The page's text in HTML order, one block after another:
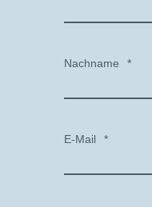
Nachname *
E-Mail *